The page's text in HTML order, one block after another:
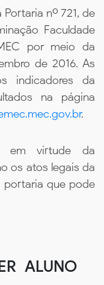
nº 721, de
Faculdade
por meio da
de 2016. As
indicadores da
na página
.
em virtude da
os atos legais da
portaria que pode
ALUNO